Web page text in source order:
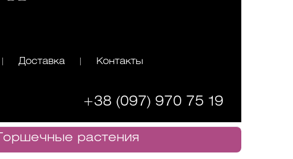
Доставка Контакты
+38 (097) 970 75 19
Горшечные растения